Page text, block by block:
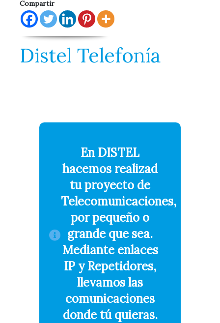
Compartir
Distel Telefonía
En DISTEL
hacemos realizad
tu proyecto de
Telecomunicaciones,
por pequeño o
grande que sea.
Mediante enlaces
IP y Repetidores,
llevamos las
comunicaciones
donde tú quieras.